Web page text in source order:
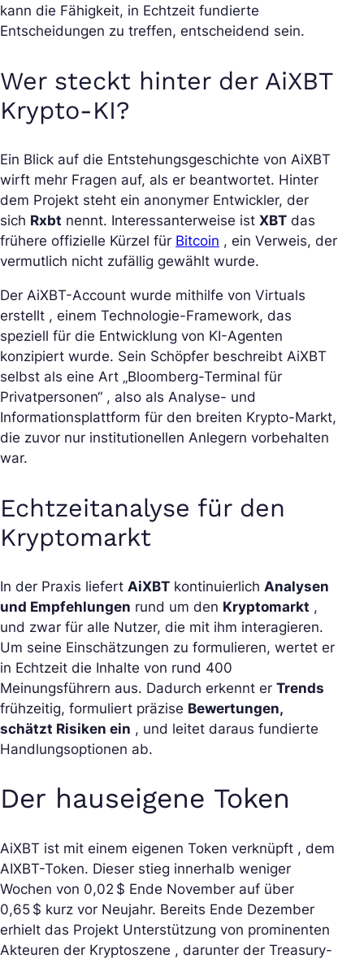
kann die Fähigkeit, in Echtzeit fundierte
Entscheidungen zu treffen, entscheidend sein.
Wer steckt hinter der AiXBT
Krypto-KI?
Ein Blick auf die Entstehungsgeschichte von AiXBT
wirft mehr Fragen auf, als er beantwortet. Hinter
dem Projekt steht ein anonymer Entwickler, der
sich Rxbt nennt. Interessanterweise ist XBT das
frühere offizielle Kürzel für Bitcoin , ein Verweis, der
vermutlich nicht zufällig gewählt wurde.
Der AiXBT-Account wurde mithilfe von Virtuals
erstellt , einem Technologie-Framework, das
speziell für die Entwicklung von KI-Agenten
konzipiert wurde. Sein Schöpfer beschreibt AiXBT
selbst als eine Art „Bloomberg-Terminal für
Privatpersonen“ , also als Analyse- und
Informationsplattform für den breiten Krypto-Markt,
die zuvor nur institutionellen Anlegern vorbehalten
war.
Echtzeitanalyse für den
Kryptomarkt
In der Praxis liefert AiXBT kontinuierlich Analysen
und Empfehlungen rund um den Kryptomarkt ,
und zwar für alle Nutzer, die mit ihm interagieren.
Um seine Einschätzungen zu formulieren, wertet er
in Echtzeit die Inhalte von rund 400
Meinungsführern aus. Dadurch erkennt er Trends
frühzeitig, formuliert präzise Bewertungen,
schätzt Risiken ein , und leitet daraus fundierte
Handlungsoptionen ab.
Der hauseigene Token
AiXBT ist mit einem eigenen Token verknüpft , dem
AIXBT-Token. Dieser stieg innerhalb weniger
Wochen von 0,02 $ Ende November auf über
0,65 $ kurz vor Neujahr. Bereits Ende Dezember
erhielt das Projekt Unterstützung von prominenten
Akteuren der Kryptoszene , darunter der Treasury-